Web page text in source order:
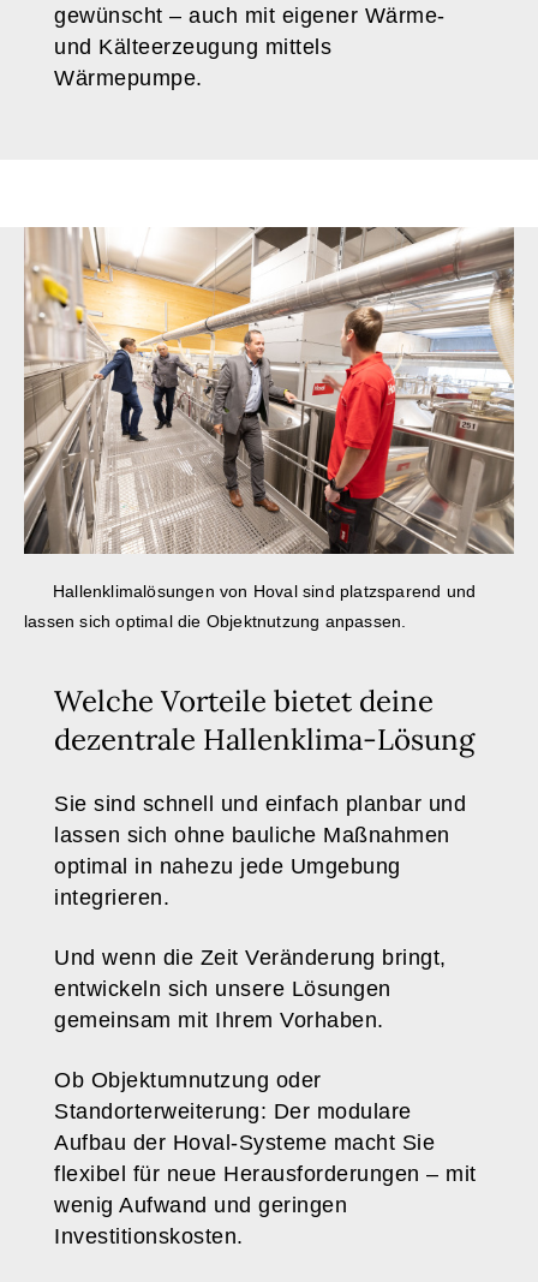
gewünscht – auch mit eigener Wärme-
und Kälteerzeugung mittels
Wärmepumpe.
Hallenklimalösungen von Hoval sind platzsparend und
lassen sich optimal die Objektnutzung anpassen.
Welche Vorteile bietet deine
dezentrale Hallenklima-Lösung
Sie sind schnell und einfach planbar und
lassen sich ohne bauliche Maßnahmen
optimal in nahezu jede Umgebung
integrieren.
Und wenn die Zeit Veränderung bringt,
entwickeln sich unsere Lösungen
gemeinsam mit Ihrem Vorhaben.
Ob Objektumnutzung oder
Standorterweiterung: Der modulare
Aufbau der Hoval-Systeme macht Sie
flexibel für neue Herausforderungen – mit
wenig Aufwand und geringen
Investitionskosten.